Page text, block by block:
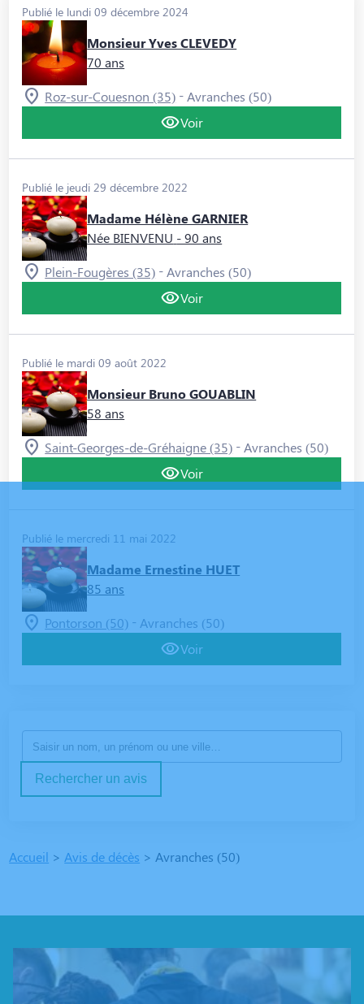
Publié le lundi 09 décembre 2024
Monsieur Yves CLEVEDY
70 ans
Roz-sur-Couesnon (35) - Avranches (50)
Voir
Publié le jeudi 29 décembre 2022
Madame Hélène GARNIER
Née BIENVENU - 90 ans
Plein-Fougères (35) - Avranches (50)
Voir
Publié le mardi 09 août 2022
Monsieur Bruno GOUABLIN
58 ans
Saint-Georges-de-Gréhaigne (35) - Avranches (50)
Voir
Publié le mercredi 11 mai 2022
Madame Ernestine HUET
85 ans
Pontorson (50) - Avranches (50)
Voir
Rechercher un avis
Accueil > Avis de décès > Avranches (50)